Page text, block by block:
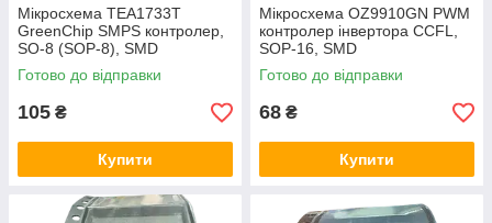
Мікросхема TEA1733T
GreenChip SMPS контролер,
SO-8 (SOP-8), SMD
Готово до відправки
105 ₴
Купити
Мікросхема OZ9910GN PWM
контролер інвертора CCFL,
SOP-16, SMD
Готово до відправки
68 ₴
Купити